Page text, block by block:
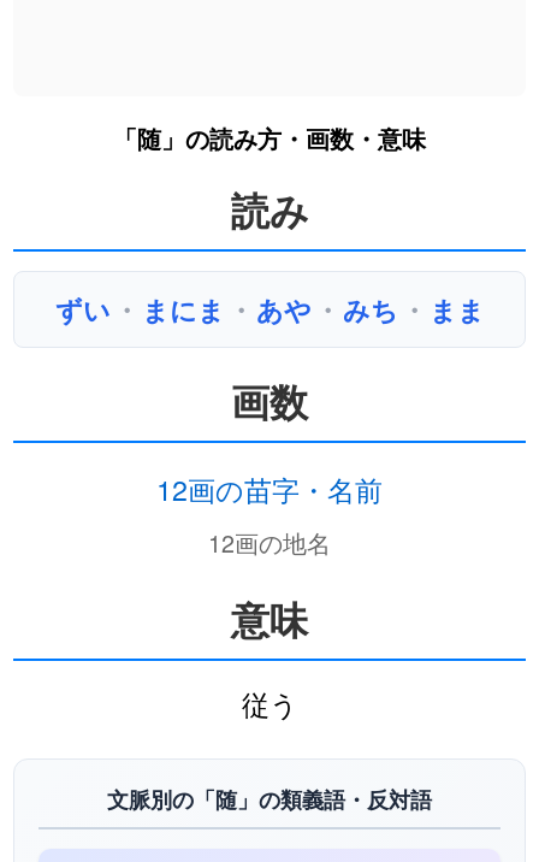
「随」の読み方・画数・意味
読み
ずい ・ まにま ・ あや ・ みち ・ まま
画数
12画の苗字・名前
12画の地名
意味
従う
文脈別の「随」の類義語・反対語